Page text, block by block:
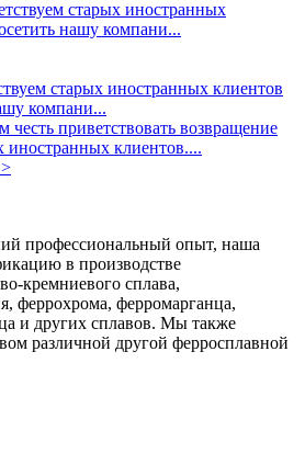
старых иностранных клиентов
компани...
приветствовать возвращение
клиентов....
профессиональный опыт, наша
в производстве
кремниевого сплава,
феррохрома, ферромарганца,
и других сплавов. Мы также
различной другой ферросплавной